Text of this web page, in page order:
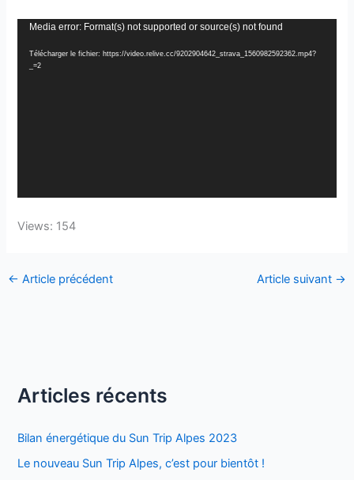
Lecteur
vidéo
Media error: Format(s) not supported or source(s) not found
Télécharger le fichier: https://video.relive.cc/9202904642_strava_1560982592362.mp4?
_=2
Views: 154
← Article précédent Article suivant →
Articles récents
Bilan énergétique du Sun Trip Alpes 2023
Le nouveau Sun Trip Alpes, c’est pour bientôt !